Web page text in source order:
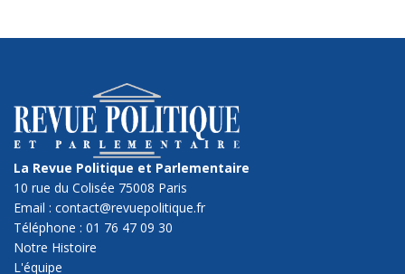
La Revue Politique et Parlementaire
10 rue du Colisée 75008 Paris
Email : contact@revuepolitique.fr
Téléphone : 01 76 47 09 30
Notre Histoire
L'équipe